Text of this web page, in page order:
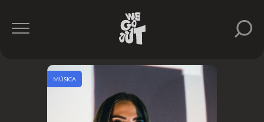
MÚSICA